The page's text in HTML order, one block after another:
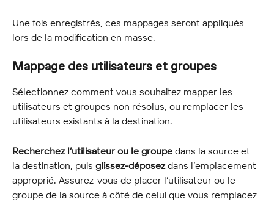
Une fois enregistrés, ces mappages seront appliqués
lors de la modification en masse.
Mappage des utilisateurs et groupes
Sélectionnez comment vous souhaitez mapper les
utilisateurs et groupes non résolus, ou remplacer les
utilisateurs existants à la destination.
Recherchez l’utilisateur ou le groupe dans la source et
la destination, puis glissez-déposez dans l’emplacement
approprié. Assurez-vous de placer l’utilisateur ou le
groupe de la source à côté de celui que vous remplacez